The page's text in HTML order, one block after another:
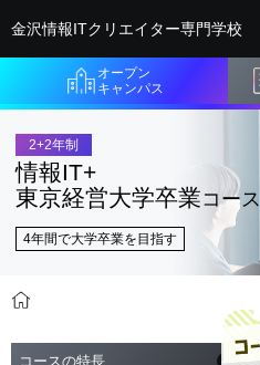
金沢情報ITクリエイター専門学校
オープン
キャンパス
2+2年制
情報IT+
東京経営大学卒業コース
4年間で大学卒業を目指す
コースの特長